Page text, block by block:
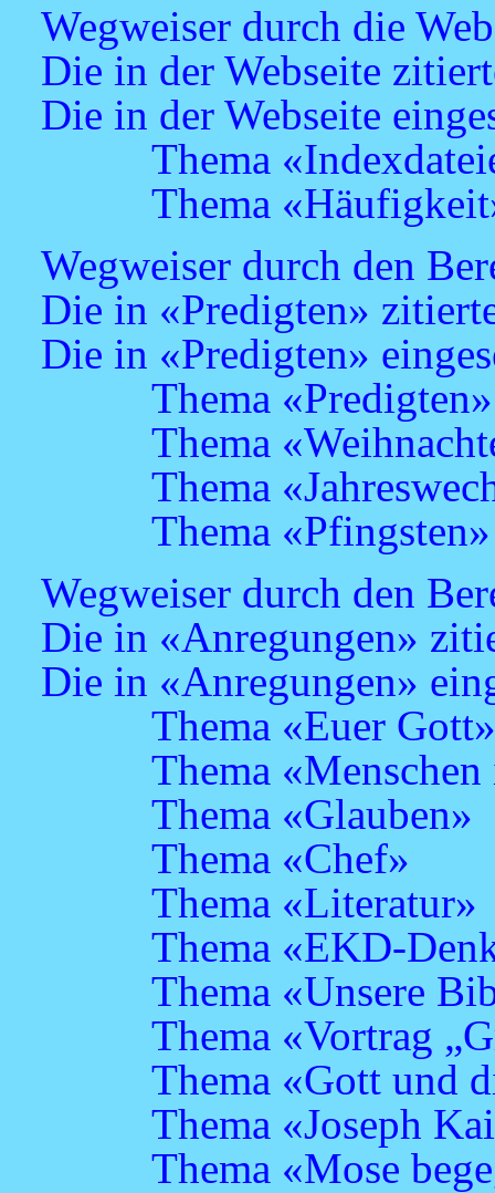
Wegweiser durch die
Die in der Webseite
Die in der Webseite
Thema
Thema
Wegweiser durch den
Die in «Predigten»
Die in «Predigten»
Thema «Predigten»
Thema
Thema
Thema «Pfingsten»
Wegweiser durch den
Die in «Anregungen»
Die in «Anregungen»
Thema «Euer Gott»
Thema
Thema «Glauben»
Thema «Chef»
Thema «Literatur»
Thema «EKD-
Thema «Unsere
Thema «Vortrag
Thema «Gott und
Thema «Joseph
Thema «Mose